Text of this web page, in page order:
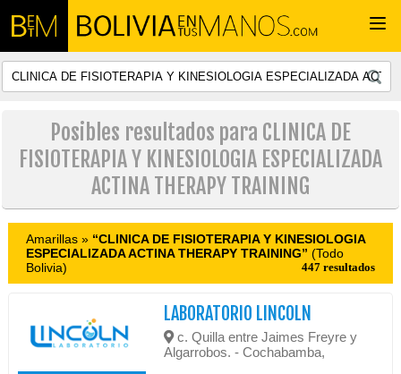
Posibles resultados para CLINICA DE
FISIOTERAPIA Y KINESIOLOGIA ESPECIALIZADA
ACTINA THERAPY TRAINING
Amarillas » “CLINICA DE FISIOTERAPIA Y KINESIOLOGIA
ESPECIALIZADA ACTINA THERAPY TRAINING” (Todo
Bolivia)
447 resultados
LABORATORIO LINCOLN
c. Quilla entre Jaimes Freyre y
Algarrobos. - Cochabamba,